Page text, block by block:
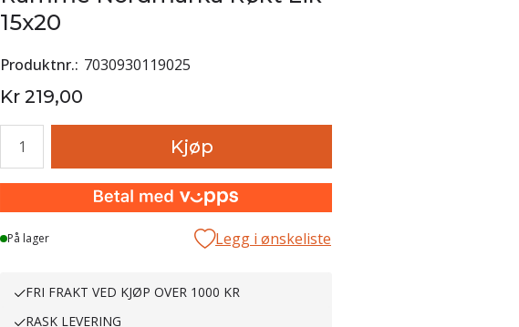
15x20
Produktnr. 7030930119025
Kr 219,00
Kjøp
På lager Legg i ønskeliste
FRI FRAKT VED KJØP OVER 1000 KR
RASK LEVERING